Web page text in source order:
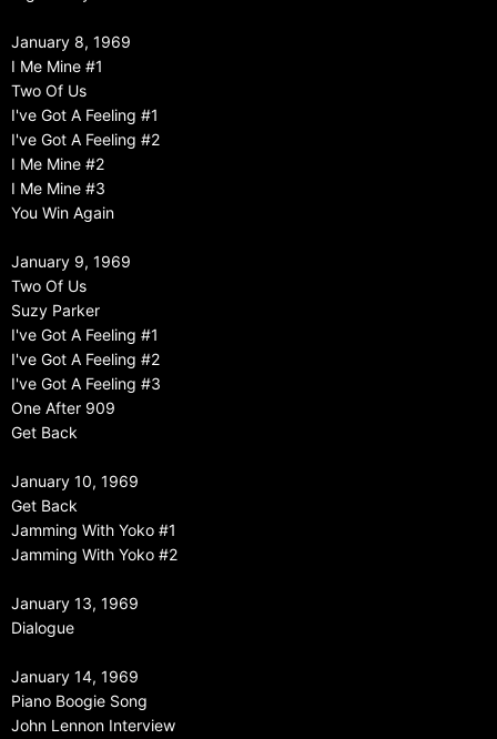
January 8, 1969
I Me Mine #1
Two Of Us
I've Got A Feeling #1
I've Got A Feeling #2
I Me Mine #2
I Me Mine #3
You Win Again
January 9, 1969
Two Of Us
Suzy Parker
I've Got A Feeling #1
I've Got A Feeling #2
I've Got A Feeling #3
One After 909
Get Back
January 10, 1969
Get Back
Jamming With Yoko #1
Jamming With Yoko #2
January 13, 1969
Dialogue
January 14, 1969
Piano Boogie Song
John Lennon Interview